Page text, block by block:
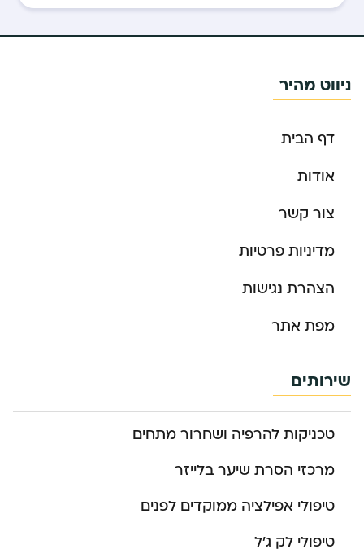
ניווט מהיר
דף הבית
אודות
צור קשר
מדיניות פרטיות
הצהרת נגישות
מפת אתר
שירותים
טכניקות להרפיה ושחרור מתחים
מרכזי הסרת שיער בלייזר
טיפולי אפילציה ממוקדים לפנים
טיפולי לק ג’ל